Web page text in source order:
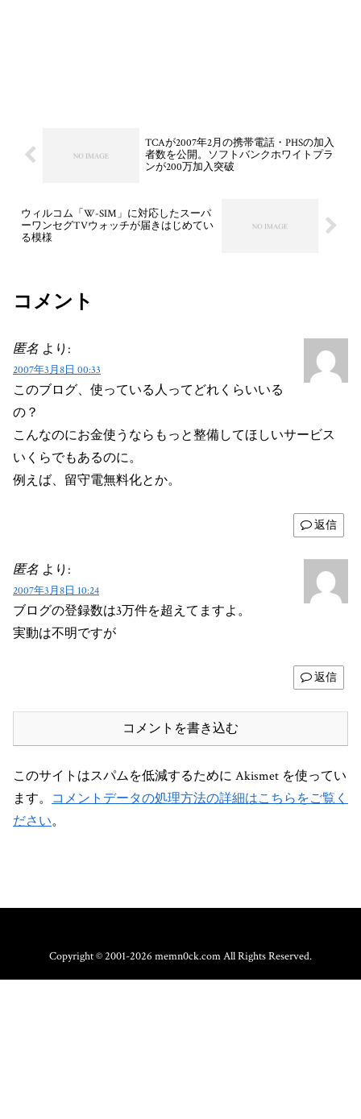
TCAが2007年2月の携帯電話・PHSの加入
者数を公開。ソフトバンクホワイトプラ
ンが200万加入突破
ウィルコム「W-SIM」に対応したスーパ
ーワンセグTVウォッチが届きはじめてい
る模様
コメント
匿名 より:
2007年3月8日 00:33
このブログ、使っている人ってどれくらいいる
の？
こんなのにお金使うならもっと整備してほしいサービス
いくらでもあるのに。
例えば、留守電無料化とか。
返信
匿名 より:
2007年3月8日 10:24
ブログの登録数は3万件を超えてますよ。
実動は不明ですが
返信
コメントを書き込む
このサイトはスパムを低減するために Akismet を使ってい
ます。 コメントデータの処理方法の詳細はこちらをご覧く
ださい。
Copyright © 2001-2026 memn0ck.com All Rights Reserved.